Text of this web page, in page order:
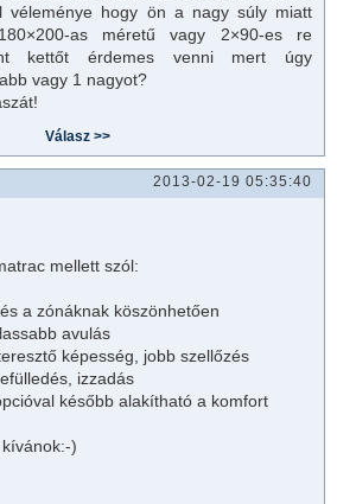
véleménye hogy ön a nagy súly miatt
as méretű vagy 2×90-es re
kettőt érdemes venni mert úgy
vagy 1 nagyot?
2013-02-19 05:35:40
mellett szól:
a zónáknak köszönhetően
avulás
képesség, jobb szellőzés
izzadás
később alakítható a komfort
)